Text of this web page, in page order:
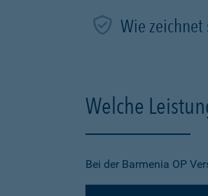
Wie zeichnet
Welche
Bei der Barmenia OP